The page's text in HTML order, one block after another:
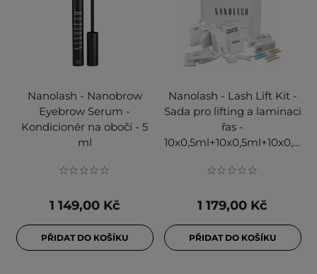
Nanolash - Nanobrow
Eyebrow Serum -
Kondicionér na obočí - 5
ml
1 149,00 Kč
PŘIDAT DO KOŠÍKU
Nanolash - Lash Lift Kit -
Sada pro lifting a laminaci
řas -
10x0,5ml+10x0,5ml+10x0,5ml+5ml+6ks+3ks
1 179,00 Kč
PŘIDAT DO KOŠÍKU